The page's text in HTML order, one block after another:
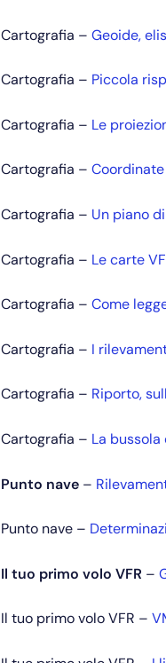
Cartografia – Geoide,
Cartografia – Piccola
Cartografia – Le
Cartografia –
Cartografia – Un piano
Cartografia – Le carte
Cartografia – Come
Cartografia – I
Cartografia – Riporto,
Cartografia – La
Punto nave –
Punto nave –
Il tuo primo volo VFR –
Il tuo primo volo VFR –